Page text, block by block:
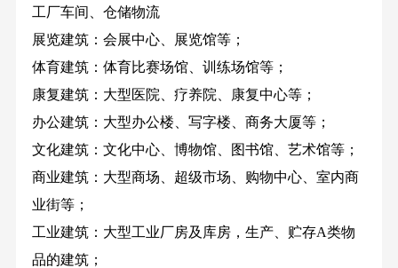
工厂车间、仓储物流
展览建筑：会展中心、展览馆等；
体育建筑：体育比赛场馆、训练场馆等；
康复建筑：大型医院、疗养院、康复中心等；
办公建筑：大型办公楼、写字楼、商务大厦等；
文化建筑：文化中心、博物馆、图书馆、艺术馆等；
商业建筑：大型商场、超级市场、购物中心、室内商
业街等；
工业建筑：大型工业厂房及库房，生产、贮存A类物
品的建筑；